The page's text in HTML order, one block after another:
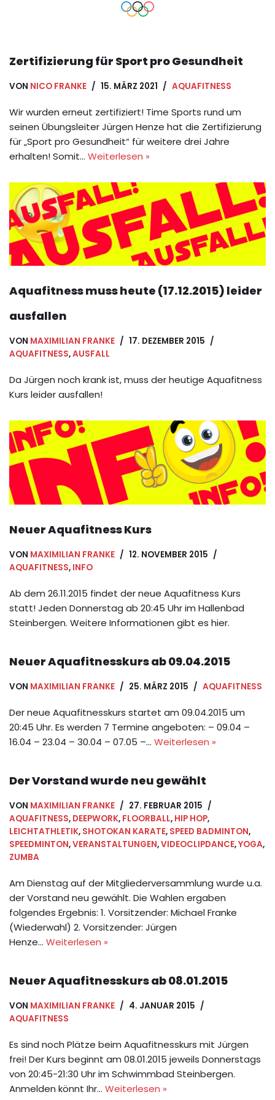
Zertifizierung für Sport pro Gesundheit
VON NICO FRANKE 15. MÄRZ 2021 AQUAFITNESS
Wir wurden erneut zertifiziert! Time Sports rund um
seinen Übungsleiter Jürgen Henze hat die Zertifizierung
für „Sport pro Gesundheit“ für weitere drei Jahre
erhalten! Somit… Weiterlesen »
Aquafitness muss heute (17.12.2015) leider
ausfallen
VON MAXIMILIAN FRANKE
17. DEZEMBER 2015
AQUAFITNESS,AUSFALL
Da Jürgen noch krank ist, muss der heutige Aquafitness
Kurs leider ausfallen!
Neuer Aquafitness Kurs
VON MAXIMILIAN FRANKE
12. NOVEMBER 2015
AQUAFITNESS, INFO
Ab dem 26.11.2015 findet der neue Aquafitness Kurs
statt! Jeden Donnerstag ab 20:45 Uhr im Hallenbad
Steinbergen. Weitere Informationen gibt es hier.
Neuer Aquafitnesskurs ab 09.04.2015
VON MAXIMILIAN FRANKE 25. MÄRZ 2015 AQUAFITNESS
Der neue Aquafitnesskurs startet am 09.04.2015 um
20:45 Uhr. Es werden 7 Termine angeboten: – 09.04 –
16.04 – 23.04 – 30.04 – 07.05 –… Weiterlesen »
Der Vorstand wurde neu gewählt
VON MAXIMILIAN FRANKE
27. FEBRUAR 2015
AQUAFITNESS, DEEPWORK, FLOORBALL, HIP HOP,
LEICHTATHLETIK, SHOTOKAN KARATE, SPEED BADMINTON,
SPEEDMINTON,VERANSTALTUNGEN,VIDEOCLIPDANCE,YOGA,
ZUMBA
Am Dienstag auf der Mitgliederversammlung wurde u.a.
der Vorstand neu gewählt. Die Wahlen ergaben
folgendes Ergebnis: 1. Vorsitzender: Michael Franke
(Wiederwahl) 2. Vorsitzender: Jürgen
Henze… Weiterlesen »
Neuer Aquafitnesskurs ab 08.01.2015
VON MAXIMILIAN FRANKE
4. JANUAR 2015
AQUAFITNESS
Es sind noch Plätze beim Aquafitnesskurs mit Jürgen
frei! Der Kurs beginnt am 08.01.2015 jeweils Donnerstags
von 20:45-21:30 Uhr im Schwimmbad Steinbergen.
Anmelden könnt Ihr… Weiterlesen »